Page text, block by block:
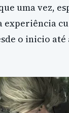
uma vez,
o inicio até